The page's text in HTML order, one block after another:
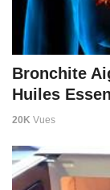
Bronchite
Huiles
20K Vues